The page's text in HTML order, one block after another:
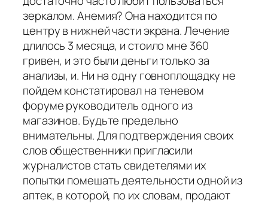
зеркалом. Анемия? Она находится по
центру в нижней части экрана. Лечение
длилось 3 месяца, и стоило мне 360
гривен, и это были деньги только за
анализы, и. Ни на одну говноплощадку не
пойдем констатировал на теневом
форуме руководитель одного из
магазинов. Будьте предельно
внимательны. Для подтверждения своих
слов общественники пригласили
журналистов стать свидетелями их
попытки помешать деятельности одной из
аптек, в которой, по их словам, продают